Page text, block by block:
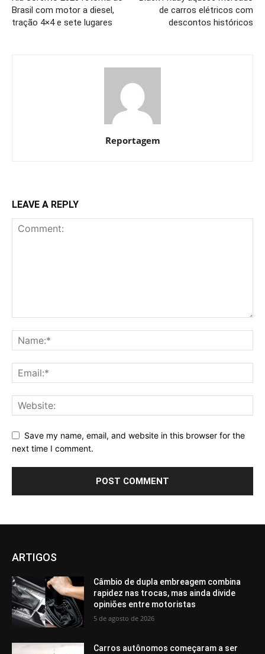
Brasil com motor a diesel,
tração 4×4 e sete lugares
de carros elétricos com
descontos históricos
Reportagem
LEAVE A REPLY
Save my name, email, and website in this browser for the
next time I comment.
ARTIGOS
Câmbio de dupla embreagem combina
rapidez nas trocas, mas ainda divide
opiniões entre motoristas
5 de agosto de 2026
Carros autônomos começaram a ser